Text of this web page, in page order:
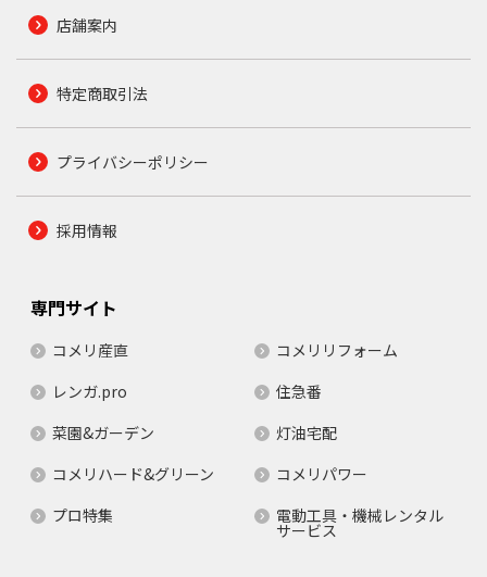
店舗案内
特定商取引法
プライバシーポリシー
採用情報
専門サイト
コメリ産直
コメリリフォーム
レンガ.pro
住急番
菜園&ガーデン
灯油宅配
コメリハード&グリーン
コメリパワー
プロ特集
電動工具・機械レンタル
サービス